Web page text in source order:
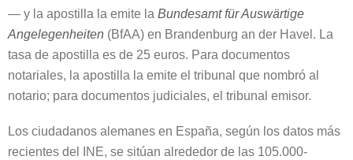
— y la apostilla la emite la Bundesamt für Auswärtige
Angelegenheiten (BfAA) en Brandenburg an der Havel. La
tasa de apostilla es de 25 euros. Para documentos
notariales, la apostilla la emite el tribunal que nombró al
notario; para documentos judiciales, el tribunal emisor.
Los ciudadanos alemanes en España, según los datos más
recientes del INE, se sitúan alrededor de las 105.000-